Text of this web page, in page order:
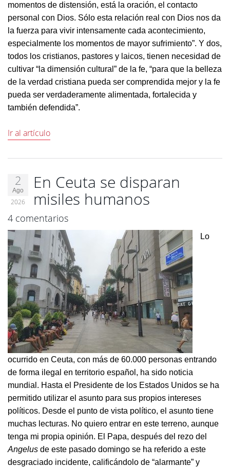
momentos de distensión, está la oración, el contacto
personal con Dios. Sólo esta relación real con Dios nos da
la fuerza para vivir intensamente cada acontecimiento,
especialmente los momentos de mayor sufrimiento”. Y dos,
todos los cristianos, pastores y laicos, tienen necesidad de
cultivar “la dimensión cultural” de la fe, “para que la belleza
de la verdad cristiana pueda ser comprendida mejor y la fe
pueda ser verdaderamente alimentada, fortalecida y
también defendida”.
Ir al artículo
2
Ago
2026
En Ceuta se disparan
misiles humanos
4 comentarios
Lo
ocurrido en Ceuta, con más de 60.000 personas entrando
de forma ilegal en territorio español, ha sido noticia
mundial. Hasta el Presidente de los Estados Unidos se ha
permitido utilizar el asunto para sus propios intereses
políticos. Desde el punto de vista político, el asunto tiene
muchas lecturas. No quiero entrar en este terreno, aunque
tenga mi propia opinión. El Papa, después del rezo del
Angelus de este pasado domingo se ha referido a este
desgraciado incidente, calificándolo de “alarmante” y